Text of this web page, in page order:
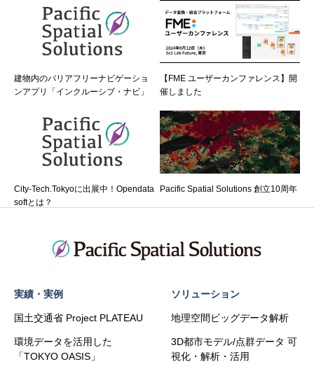
建物内のバリアフリーナビゲーショ
ンアプリ「インクルーシブ・ナビ」
【FME ユーザーカンファレンス】開
催しました
City-Tech.Tokyoに出展中！Opendata
softとは？
Pacific Spatial Solutions 創立10周年
実績・実例
国土交通省 Project PLATEAU
環境データを活用した
「TOKYO OASIS」
ソリューション
地理空間ビッグデータ解析
3D都市モデル/点群データ 可
視化・解析・活用